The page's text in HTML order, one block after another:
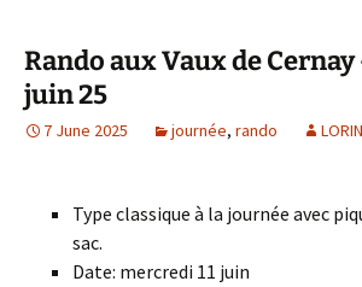
Rando aux Vaux de Cernay
juin 25
7 June 2025 journée, rando
Type classique à la journée avec
sac.
Date: mercredi 11 juin